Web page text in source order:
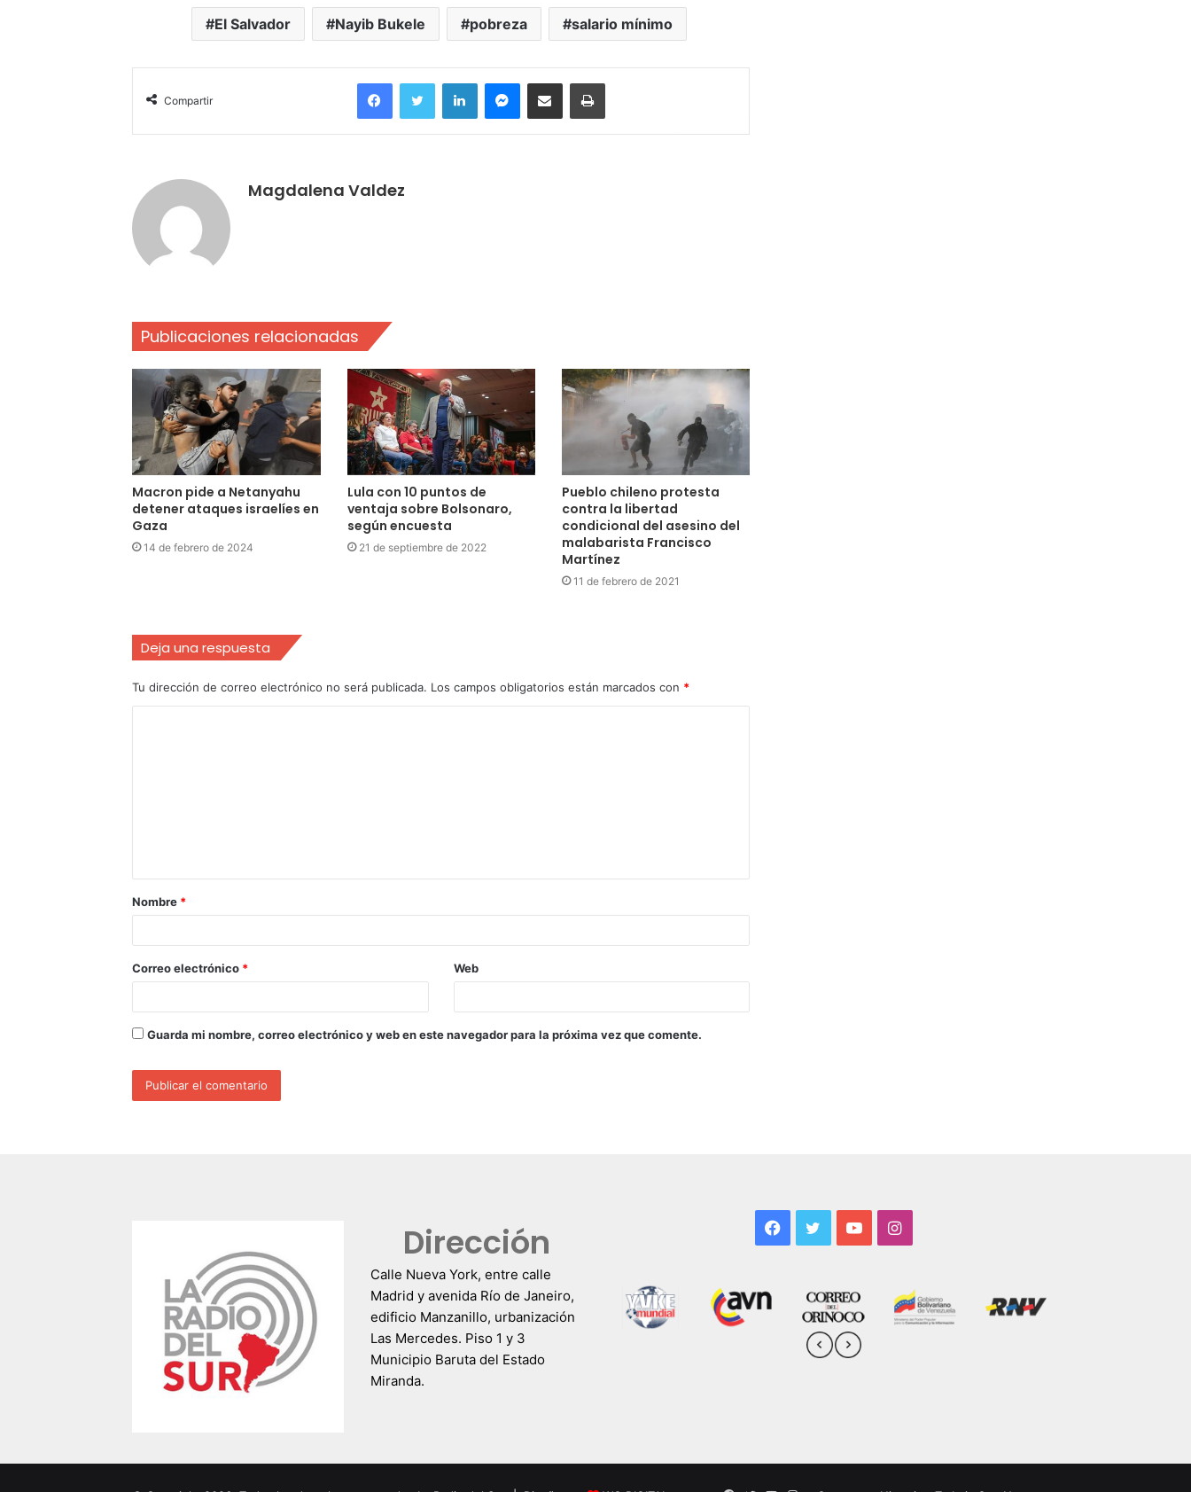
El Salvador Nayib Bukele pobreza salario mínimo
Compartir
FacebookTwitter LinkedInMessengerCompartir por correo electrónicoImprimir
Magdalena Valdez
Publicaciones relacionadas
Macron pide a Netanyahu
detener ataques israelíes en
Gaza
14 de febrero de 2024
Lula con 10 puntos de
ventaja sobre Bolsonaro,
según encuesta
21 de septiembre de 2022
Pueblo chileno protesta
contra la libertad
condicional del asesino del
malabarista Francisco
Martínez
11 de febrero de 2021
Deja una respuesta
Tu dirección de correo electrónico no será publicada. Los campos obligatorios están marcados con *
Nombre *
Correo electrónico * Web
Guarda mi nombre, correo electrónico y web en este navegador para la próxima vez que comente.
Dirección
Calle Nueva York, entre calle
Madrid y avenida Río de Janeiro,
edificio Manzanillo, urbanización
Las Mercedes. Piso 1 y 3
Municipio Baruta del Estado
Miranda.
Facebook
TwitterYouTubeInstagram